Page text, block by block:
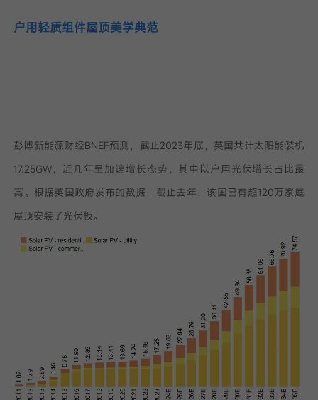
隐私政策
户用轻质组件屋顶美学典范
彭博新能源财经BNEF预测，截止2023年底，英国共计太阳能装机
17.25GW，近几年呈加速增长态势，其中以户用光伏增长占比最
高。根据英国政府发布的数据，截止去年，该国已有超120万家庭
屋顶安装了光伏板。